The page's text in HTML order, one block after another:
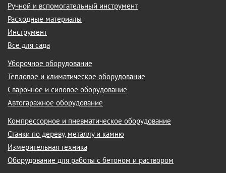
Ручной и вспомогательный инструмент
Расходные материалы
Инструмент
Все для сада
Уборочное оборудование
Тепловое и климатическое оборудование
Сварочное и силовое оборудование
Автогаражное оборудование
Компрессорное и пневматическое оборудование
Станки по дереву, металлу и камню
Измерительная техника
Оборудование для работы с бетоном и раствором